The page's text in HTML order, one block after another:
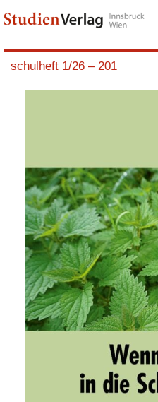
schulheft 1/26 – 201